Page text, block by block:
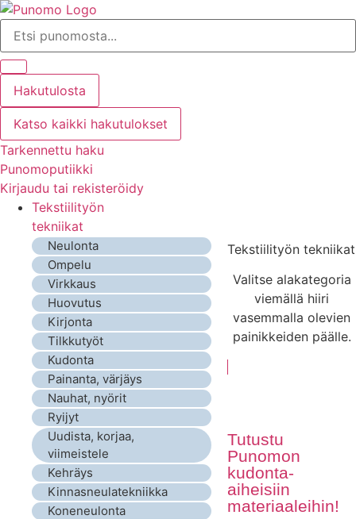
Mene
sisältöön
Search
Hakutulosta
Katso kaikki hakutulokset
Tarkennettu haku
Punomoputiikki
Kirjaudu tai rekisteröidy
Tekstiilityön
tekniikat
Neulonta
Ompelu
Virkkaus
Huovutus
Kirjonta
Tilkkutyöt
Kudonta
Painanta, värjäys
Nauhat, nyörit
Ryijyt
Uudista, korjaa,
viimeistele
Kehräys
Kinnasneulatekniikka
Koneneulonta
Tekstiilityön tekniikat
Valitse alakategoria
viemällä hiiri
vasemmalla olevien
painikkeiden päälle.
Tutustu
Punomon
kudonta-
aiheisiin
materiaaleihin!